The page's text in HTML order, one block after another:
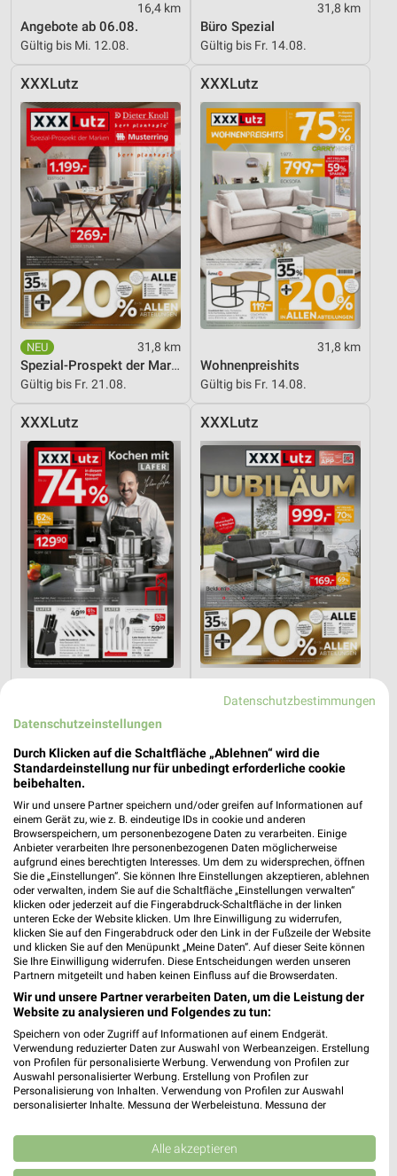
16,4 km
Angebote ab 06.08.
Gültig bis Mi. 12.08.
31,8 km
Büro Spezial
Gültig bis Fr. 14.08.
XXXLutz
31,8 km
Spezial-Prospekt der Marken
Gültig bis Fr. 21.08.
XXXLutz
31,8 km
Wohnenpreishits
Gültig bis Fr. 14.08.
XXXLutz
Gültig bis Fr. 14.08.
XXXLutz
Angebote ab 08.08.
XXXLutz
Küchen Preishits!
Gültig bis Fr. 21.08.
XXXLutz
Gartenmöbel-Abverkauf
Gültig bis Fr. 28.08.
XXXLutz XXXLutz
Datenschutzbestimmungen
Datenschutzeinstellungen
Durch Klicken auf die Schaltfläche „Ablehnen“ wird die
Standardeinstellung nur für unbedingt erforderliche cookie
beibehalten.
Wir und unsere Partner speichern und/oder greifen auf Informationen auf
einem Gerät zu, wie z. B. eindeutige IDs in cookie und anderen
Browserspeichern, um personenbezogene Daten zu verarbeiten. Einige
Anbieter verarbeiten Ihre personenbezogenen Daten möglicherweise
aufgrund eines berechtigten Interesses. Um dem zu widersprechen, öffnen
Sie die „Einstellungen“. Sie können Ihre Einstellungen akzeptieren, ablehnen
oder verwalten, indem Sie auf die Schaltfläche „Einstellungen verwalten“
klicken oder jederzeit auf die Fingerabdruck-Schaltfläche in der linken
unteren Ecke der Website klicken. Um Ihre Einwilligung zu widerrufen,
klicken Sie auf den Fingerabdruck oder den Link in der Fußzeile der Website
und klicken Sie auf den Menüpunkt „Meine Daten“. Auf dieser Seite können
Sie Ihre Einwilligung widerrufen. Diese Entscheidungen werden unseren
Partnern mitgeteilt und haben keinen Einfluss auf die Browserdaten.
Wir und unsere Partner verarbeiten Daten, um die Leistung der
Website zu analysieren und Folgendes zu tun:
Speichern von oder Zugriff auf Informationen auf einem Endgerät.
Verwendung reduzierter Daten zur Auswahl von Werbeanzeigen. Erstellung
von Profilen für personalisierte Werbung. Verwendung von Profilen zur
Auswahl personalisierter Werbung. Erstellung von Profilen zur
Personalisierung von Inhalten. Verwendung von Profilen zur Auswahl
personalisierter Inhalte. Messung der Werbeleistung. Messung der
Kombinationen von Daten aus verschiedenen Quellen. Entwicklung und
Verbesserung der Angebote. Verwendung reduzierter Daten zur Auswahl
von Inhalten.
Alle akzeptieren